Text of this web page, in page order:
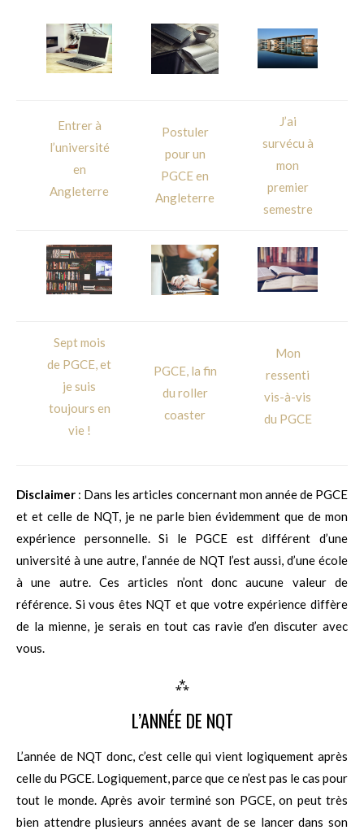
Entrer à
l’université
en
Angleterre
Postuler
pour un
PGCE en
Angleterre
J’ai
survécu à
mon
premier
semestre
Sept mois
de PGCE, et
je suis
toujours en
vie !
PGCE, la fin
du roller
coaster
Mon
ressenti
vis-à-vis
du PGCE
Disclaimer : Dans les articles concernant mon année de PGCE
et et celle de NQT, je ne parle bien évidemment que de mon
expérience personnelle. Si le PGCE est différent d’une
université à une autre, l’année de NQT l’est aussi, d’une école
à une autre. Ces articles n’ont donc aucune valeur de
référence. Si vous êtes NQT et que votre expérience diffère
de la mienne, je serais en tout cas ravie d’en discuter avec
vous.
⁂
L’ANNÉE DE NQT
L’année de NQT donc, c’est celle qui vient logiquement après
celle du PGCE. Logiquement, parce que ce n’est pas le cas pour
tout le monde. Après avoir terminé son PGCE, on peut très
bien attendre plusieurs années avant de se lancer dans son